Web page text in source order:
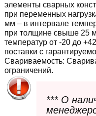
элементы сварных
при переменных
мм – в интервале
при толщине свыше 25
температур от -20 до
поставки с
Свариваемость:
ограничений.
*** О